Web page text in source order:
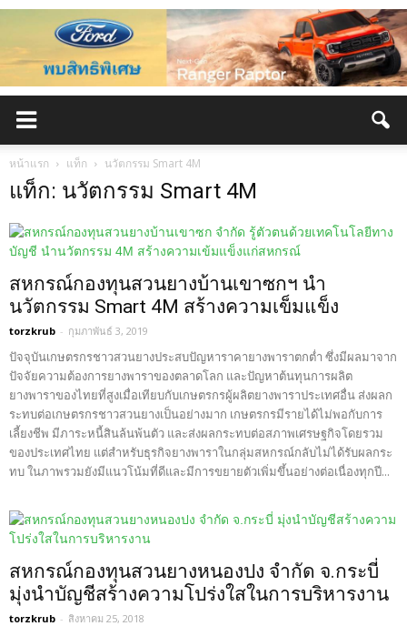
หน้าแรก แท็ก นวัตกรรม Smart 4M
แท็ก: นวัตกรรม Smart 4M
สหกรณ์กองทุนสวนยางบ้านเขาซกฯ นำ
นวัตกรรม Smart 4M สร้างความเข็มแข็ง
torzkrub - กุมภาพันธ์ 3, 2019
ปัจจุบันเกษตรกรชาวสวนยางประสบปัญหาราคายางพาราตกต่ำ ซึ่งมีผลมาจาก
ปัจจัยความต้องการยางพาราของตลาดโลก และปัญหาต้นทุนการผลิต
ยางพาราของไทยที่สูงเมื่อเทียบกับเกษตรกรผู้ผลิตยางพาราประเทศอื่น ส่งผลก
ระทบต่อเกษตรกรชาวสวนยางเป็นอย่างมาก เกษตรกรมีรายได้ไม่พอกับการ
เลี้ยงชีพ มีภาระหนี้สินล้นพ้นตัว และส่งผลกระทบต่อสภาพเศรษฐกิจโดยรวม
ของประเทศไทย แต่สำหรับธุรกิจยางพาราในกลุ่มสหกรณ์กลับไม่ได้รับผลกระ
ทบ ในภาพรวมยังมีแนวโน้มที่ดีและมีการขยายตัวเพิ่มขึ้นอย่างต่อเนื่องทุกปี...
สหกรณ์กองทุนสวนยางหนองปง จำกัด จ.กระบี่
มุ่งนำบัญชีสร้างความโปร่งใสในการบริหารงาน
torzkrub - สิงหาคม 25, 2018